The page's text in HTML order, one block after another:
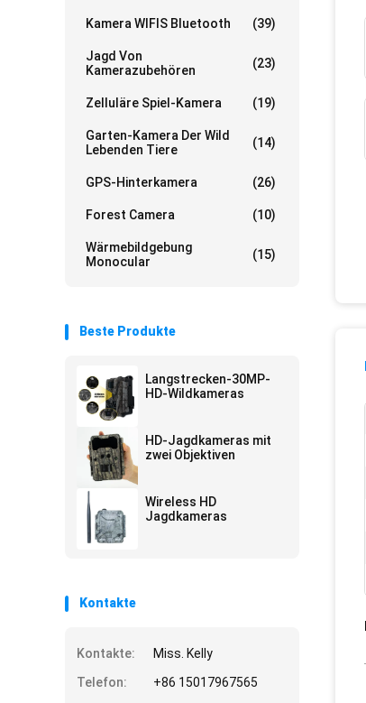
Kamera WIFIS Bluetooth (39)
Jagd Von
Kamerazubehören
(23)
Zelluläre Spiel-Kamera (19)
Garten-Kamera Der Wild
Lebenden Tiere
(14)
GPS-Hinterkamera (26)
Forest Camera (10)
Wärmebildgebung
Monocular
(15)
Beste Produkte
Langstrecken-30MP-
HD-Wildkameras
HD-Jagdkameras mit
zwei Objektiven
Wireless HD
Jagdkameras
Kontakte
Kontakte:
Miss. Kelly
Telefon:
+86 15017967565